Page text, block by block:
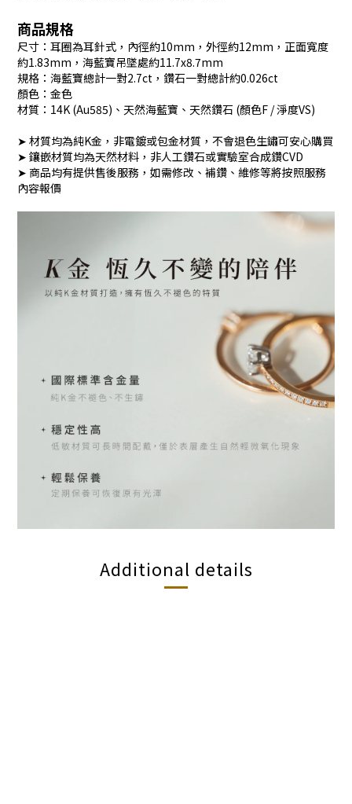
商品規格
尺寸：耳圈為耳針式，內徑約10mm，外徑約12mm，正面寬度
約1.83mm，海藍寶吊墜處約11.7x8.7mm
規格：海藍寶總計一對2.7ct，鑽石一對總計約0.026ct
顏色：金色
材質：14K (Au585)、天然海藍寶、天然鑽石 (顏色F / 淨度VS)
➤ 材質均為純K金，非電鍍或包金材質，不會退色生鏽可安心購買
➤ 鑲嵌材質均為天然材料，非人工鑽石或實驗室合成鑽CVD
➤ 商品均有提供售後服務，如需修改、補鑽、維修等將按照服務
內容報價
Additional details